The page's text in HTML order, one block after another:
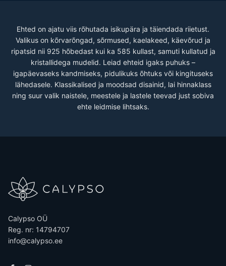
Ehted on ajatu viis rõhutada isikupära ja täiendada riietust.
Valikus on kõrvarõngad, sõrmused, kaelakeed, käevõrud ja
ripatsid nii 925 hõbedast kui ka 585 kullast, samuti kullatud ja
kristallidega mudelid. Leiad ehteid igaks puhuks –
igapäevaseks kandmiseks, pidulikuks õhtuks või kingituseks
lähedasele. Klassikalised ja moodsad disainid, lai hinnaklass
ning suur valik naistele, meestele ja lastele teevad just sobiva
ehte leidmise lihtsaks.
Calypso OÜ
Reg. nr: 14794707
info@calypso.ee